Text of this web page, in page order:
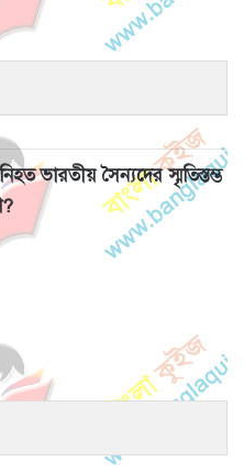
ভারতীয় সৈন্যদের স্মৃতিস্তম্ভ